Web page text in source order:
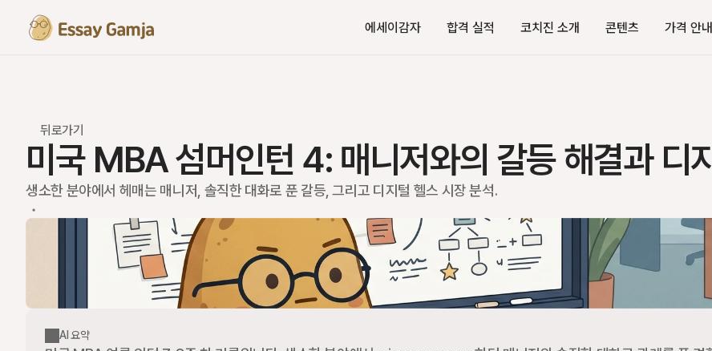
에세이감자 합격 실적 코치진 소개 콘텐츠 가격 안내
뒤로가기
미국 MBA 섬머인턴 4: 매니저와의 갈등 해결과 디
생소한 분야에서 헤매는 매니저, 솔직한 대화로 푼 갈등, 그리고 디지털 헬스 시장 분석.
AI 요약